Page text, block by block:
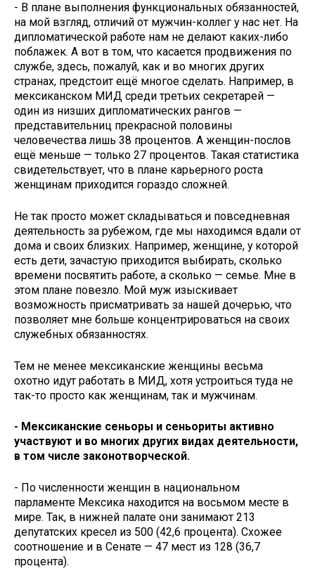
- В плане выполнения функциональных обязанностей,
на мой взгляд, отличий от мужчин-коллег у нас нет. На
дипломатической работе нам не делают каких-либо
поблажек. А вот в том, что касается продвижения по
службе, здесь, пожалуй, как и во многих других
странах, предстоит ещё многое сделать. Например, в
мексиканском МИД среди третьих секретарей —
один из низших дипломатических рангов —
представительниц прекрасной половины
человечества лишь 38 процентов. А женщин-послов
ещё меньше — только 27 процентов. Такая статистика
свидетельствует, что в плане карьерного роста
женщинам приходится гораздо сложней.
Не так просто может складываться и повседневная
деятельность за рубежом, где мы находимся вдали от
дома и своих близких. Например, женщине, у которой
есть дети, зачастую приходится выбирать, сколько
времени посвятить работе, а сколько — семье. Мне в
этом плане повезло. Мой муж изыскивает
возможность присматривать за нашей дочерью, что
позволяет мне больше концентрироваться на своих
служебных обязанностях.
Тем не менее мексиканские женщины весьма
охотно идут работать в МИД, хотя устроиться туда не
так-то просто как женщинам, так и мужчинам.
- Мексиканские сеньоры и сеньориты активно
участвуют и во многих других видах деятельности,
в том числе законотворческой.
- По численности женщин в национальном
парламенте Мексика находится на восьмом месте в
мире. Так, в нижней палате они занимают 213
депутатских кресел из 500 (42,6 процента). Схожее
соотношение и в Сенате — 47 мест из 128 (36,7
процента).